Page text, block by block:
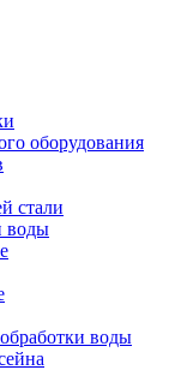
оборудования
стали
воды
воды